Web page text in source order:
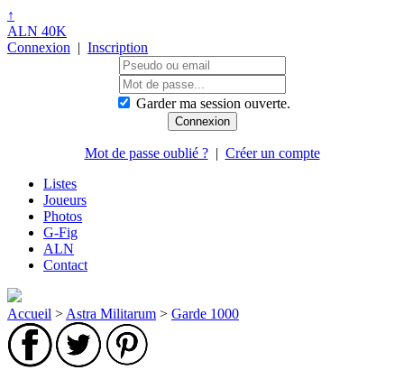
↑
ALN 40K
Connexion | Inscription
Garder ma session ouverte.
Mot de passe oublié ?| Créer un compte
Listes
Joueurs
Photos
G-Fig
ALN
Contact
Accueil > Astra Militarum > Garde 1000